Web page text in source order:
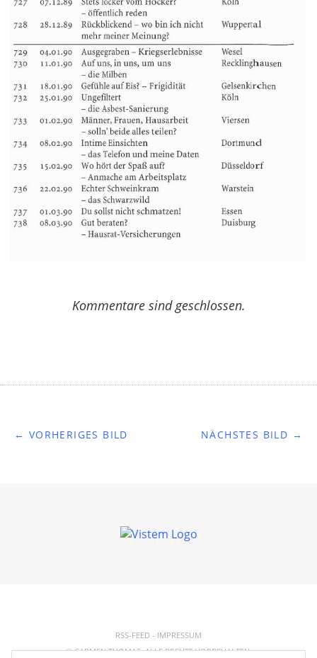
Kommentare sind geschlossen.
← VORHERIGES BILD NÄCHSTES BILD →
RSS-FEED - IMPRESSUM
© CARMEN THOMAS. ALLE RECHTE VORBEHALTEN.